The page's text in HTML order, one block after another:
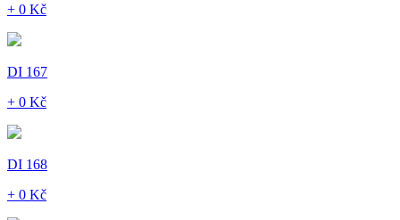
+ 0 Kč
DI 167
+ 0 Kč
DI 168
+ 0 Kč